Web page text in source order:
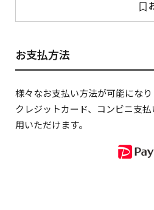
お支払方法
様々なお支払い方法が可能になり
クレジットカード、コンビニ支
用いただけます。